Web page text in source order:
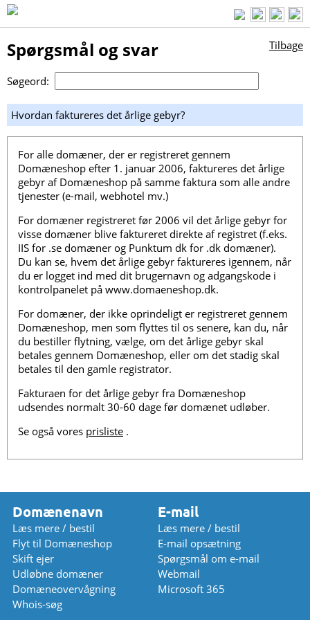
Spørgsmål og svar Tilbage
Søgeord:
Hvordan faktureres det årlige gebyr?
For alle domæner, der er registreret gennem
Domæneshop efter 1. januar 2006, faktureres det årlige
gebyr af Domæneshop på samme faktura som alle andre
tjenester (e-mail, webhotel mv.)
For domæner registreret før 2006 vil det årlige gebyr for
visse domæner blive faktureret direkte af registret (f.eks.
IIS for .se domæner og Punktum dk for .dk domæner).
Du kan se, hvem det årlige gebyr faktureres igennem, når
du er logget ind med dit brugernavn og adgangskode i
kontrolpanelet på www.domaeneshop.dk.
For domæner, der ikke oprindeligt er registreret gennem
Domæneshop, men som flyttes til os senere, kan du, når
du bestiller flytning, vælge, om det årlige gebyr skal
betales gennem Domæneshop, eller om det stadig skal
betales til den gamle registrator.
Fakturaen for det årlige gebyr fra Domæneshop
udsendes normalt 30-60 dage før domænet udløber.
Se også vores prisliste .
Domænenavn
Læs mere / bestil
Flyt til Domæneshop
Skift ejer
Udløbne domæner
Domæneovervågning
Whois-søg
E-mail
Læs mere / bestil
E-mail opsætning
Spørgsmål om e-mail
Webmail
Microsoft 365